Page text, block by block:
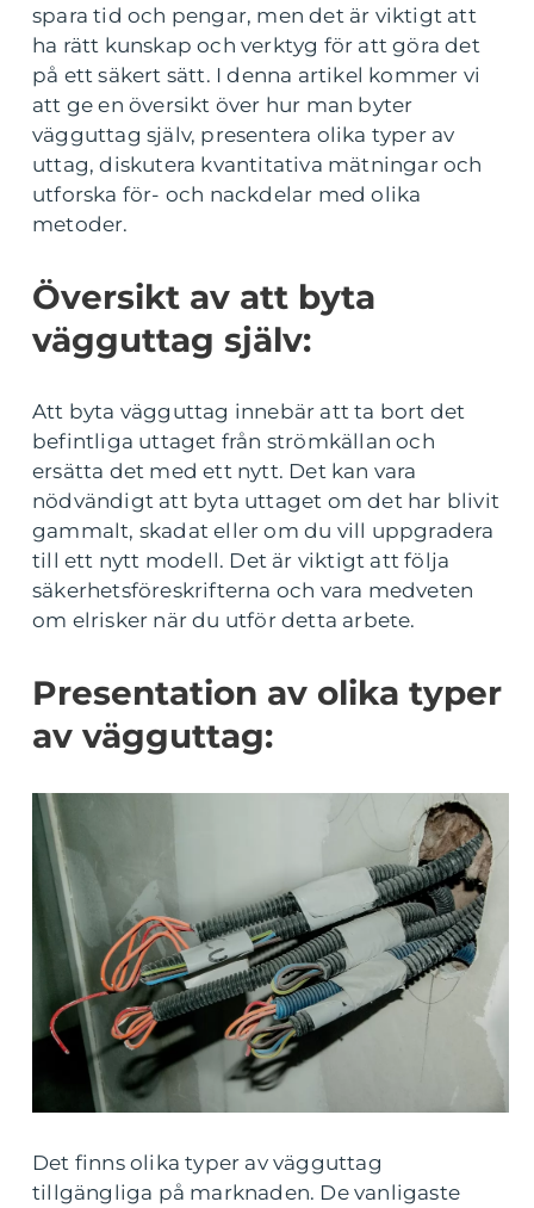
spara tid och pengar, men det är viktigt att
ha rätt kunskap och verktyg för att göra det
på ett säkert sätt. I denna artikel kommer vi
att ge en översikt över hur man byter
vägguttag själv, presentera olika typer av
uttag, diskutera kvantitativa mätningar och
utforska för- och nackdelar med olika
metoder.
Översikt av att byta
vägguttag själv:
Att byta vägguttag innebär att ta bort det
befintliga uttaget från strömkällan och
ersätta det med ett nytt. Det kan vara
nödvändigt att byta uttaget om det har blivit
gammalt, skadat eller om du vill uppgradera
till ett nytt modell. Det är viktigt att följa
säkerhetsföreskrifterna och vara medveten
om elrisker när du utför detta arbete.
Presentation av olika typer
av vägguttag:
Det finns olika typer av vägguttag
tillgängliga på marknaden. De vanligaste